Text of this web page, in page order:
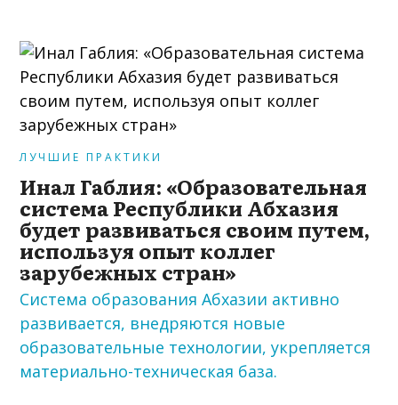
ЛУЧШИЕ ПРАКТИКИ
Инал Габлия: «Образовательная
система Республики Абхазия
будет развиваться своим путем,
используя опыт коллег
зарубежных стран»
Система образования Абхазии активно
развивается, внедряются новые
образовательные технологии, укрепляется
материально-техническая база.